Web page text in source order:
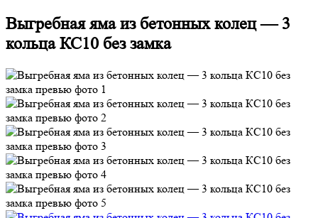
Выгребная яма из бетонных колец — 3
кольца КС10 без замка